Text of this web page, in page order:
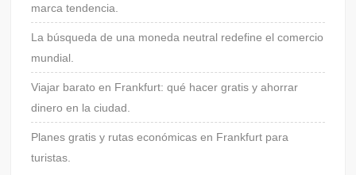
marca tendencia.
La búsqueda de una moneda neutral redefine el comercio
mundial.
Viajar barato en Frankfurt: qué hacer gratis y ahorrar
dinero en la ciudad.
Planes gratis y rutas económicas en Frankfurt para
turistas.